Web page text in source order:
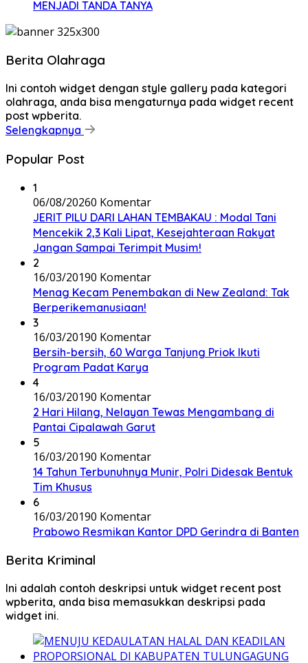
MENJADI TANDA TANYA
Berita Olahraga
Ini contoh widget dengan style gallery pada kategori
olahraga, anda bisa mengaturnya pada widget recent
post wpberita.
Selengkapnya
Popular Post
1
06/08/20260 Komentar
JERIT PILU DARI LAHAN TEMBAKAU ​: Modal Tani
Mencekik 2,3 Kali Lipat, Kesejahteraan Rakyat
Jangan Sampai Terimpit Musim!
2
16/03/20190 Komentar
Menag Kecam Penembakan di New Zealand: Tak
Berperikemanusiaan!
3
16/03/20190 Komentar
Bersih-bersih, 60 Warga Tanjung Priok Ikuti
Program Padat Karya
4
16/03/20190 Komentar
2 Hari Hilang, Nelayan Tewas Mengambang di
Pantai Cipalawah Garut
5
16/03/20190 Komentar
14 Tahun Terbunuhnya Munir, Polri Didesak Bentuk
Tim Khusus
6
16/03/20190 Komentar
Prabowo Resmikan Kantor DPD Gerindra di Banten
Berita Kriminal
Ini adalah contoh deskripsi untuk widget recent post
wpberita, anda bisa memasukkan deskripsi pada
widget ini.